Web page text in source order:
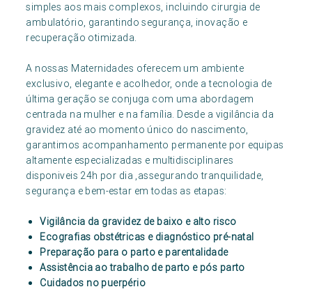
simples aos mais complexos, incluindo cirurgia de
ambulatório, garantindo segurança, inovação e
recuperação otimizada.
A nossas Maternidades oferecem um ambiente
exclusivo, elegante e acolhedor, onde a tecnologia de
última geração se conjuga com uma abordagem
centrada na mulher e na família. Desde a vigilância da
gravidez até ao momento único do nascimento,
garantimos acompanhamento permanente por equipas
altamente especializadas e multidisciplinares
disponiveis 24h por dia ,assegurando tranquilidade,
segurança e bem-estar em todas as etapas:
Vigilância da gravidez de baixo e alto risco
Ecografias obstétricas e diagnóstico pré-natal
Preparação para o parto e parentalidade
Assistência ao trabalho de parto e pós parto
Cuidados no puerpério